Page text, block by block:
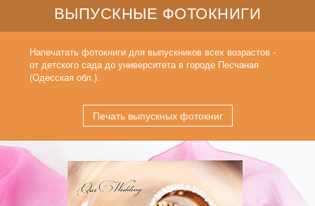
ВЫПУСКНЫЕ ФОТОКНИГИ
Напечатать фотокниги для выпускников всех возрастов -
от детского сада до университета в городе Песчаная
(Одесская обл.).
Печать выпускных фотокниг